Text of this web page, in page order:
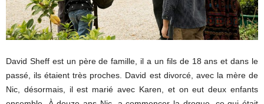
David Sheff est un père de famille, il a un fils de 18 ans et dans le
passé, ils étaient très proches. David est divorcé, avec la mère de
Nic, désormais, il est marié avec Karen, et on eut deux enfants